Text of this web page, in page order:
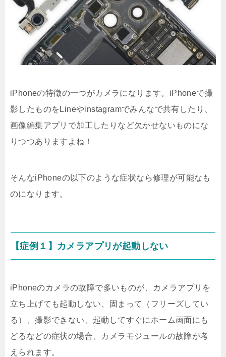
iPhoneの特徴の一つがカメラになります。iPhoneで撮
影したものをLineやinstagramでみんなで共有したり、
画像編集アプリで加工したりなど欠かせないものにな
りつつありますよね！
そんなiPhoneの以下のような症状なら修理が可能なも
のになります。
【症例１】カメラアプリが起動しない
iPhoneのカメラの故障で多いものが、カメラアプリを
立ち上げても起動しない、固まって（フリーズしてい
る）、撮影できない、起動してすぐにホーム画面にも
どるなどの症状の場合、カメラモジュールの故障が考
えられます。